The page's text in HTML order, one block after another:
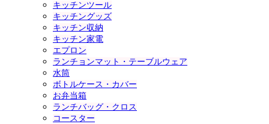
キッチンツール
キッチングッズ
キッチン収納
キッチン家電
エプロン
ランチョンマット・テーブルウェア
水筒
ボトルケース・カバー
お弁当箱
ランチバッグ・クロス
コースター